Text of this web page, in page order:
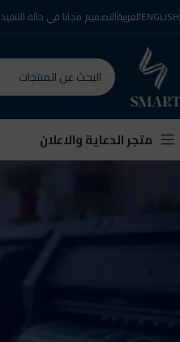
ENGLISHالعربيةالتصميم مجانا في حالة التنفيذ
متجر الدعاية والاعلان